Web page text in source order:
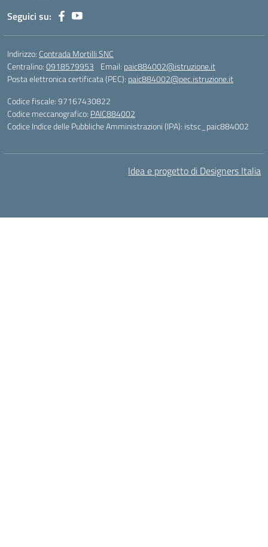
Seguici su:
Indirizzo: Contrada Mortilli SNC
Centralino:0918579953 Email: paic884002@istruzione.it
Posta elettronica certificata (PEC): paic884002@pec.istruzione.it
Codice fiscale: 97167430822
Codice meccanografico: PAIC884002
Codice Indice delle Pubbliche Amministrazioni (IPA): istsc_paic884002
Idea e progetto di Designers Italia